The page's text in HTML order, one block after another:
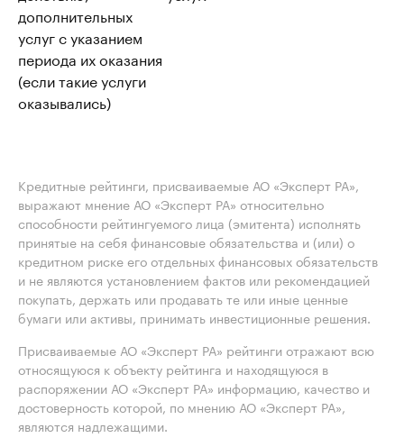
дополнительных
услуг с указанием
периода их оказания
(если такие услуги
оказывались)
Кредитные рейтинги, присваиваемые АО «Эксперт РА»,
выражают мнение АО «Эксперт РА» относительно
способности рейтингуемого лица (эмитента) исполнять
принятые на себя финансовые обязательства и (или) о
кредитном риске его отдельных финансовых обязательств
и не являются установлением фактов или рекомендацией
покупать, держать или продавать те или иные ценные
бумаги или активы, принимать инвестиционные решения.
Присваиваемые АО «Эксперт РА» рейтинги отражают всю
относящуюся к объекту рейтинга и находящуюся в
распоряжении АО «Эксперт РА» информацию, качество и
достоверность которой, по мнению АО «Эксперт РА»,
являются надлежащими.